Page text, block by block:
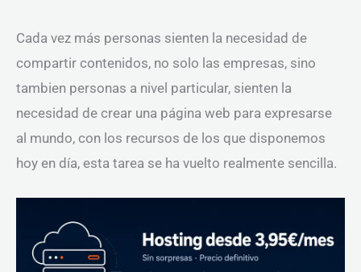
Cada vez más personas sienten la necesidad de
compartir contenidos, no solo las empresas, sino
tambien personas a nivel particular, sienten la
necesidad de crear una página web para expresarse
al mundo, con los recursos de los que disponemos
hoy en día, esta tarea se ha vuelto realmente sencilla.